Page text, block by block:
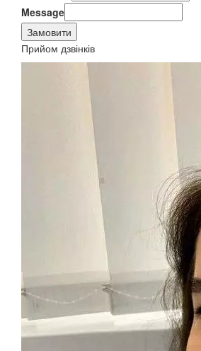
Message
Замовити
Прийом дзвінків